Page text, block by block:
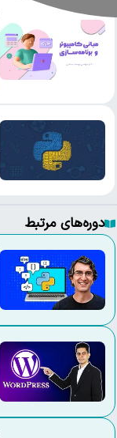
دوره‌های مرتبط